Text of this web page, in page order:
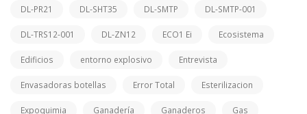
DL-PR21 DL-SHT35 DL-SMTP DL-SMTP-001
DL-TRS12-001 DL-ZN12 ECO1 Ei Ecosistema
Edificios entorno explosivo Entrevista
Envasadoras botellas Error Total Esterilizacion
Expoquimia Ganadería Ganaderos Gas